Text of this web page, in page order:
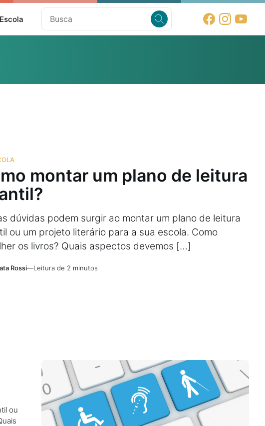
montar um plano de leitura
dúvidas podem surgir ao montar um plano de leitura
ou um projeto literário para a sua escola. Como
os livros? Quais aspectos devemos […]
Rossi—Leitura de 2 minutos
ou